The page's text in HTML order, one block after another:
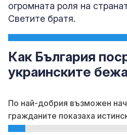
огромната роля на
Светите братя.
Как България
украинските
По най-добрия възможен
гражданите показаха